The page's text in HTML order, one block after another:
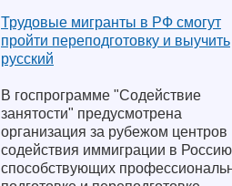
Трудовые мигранты в РФ смогут
пройти переподготовку и выучить
русский
В госпрограмме "Содействие
занятости" предусмотрена
организация за рубежом центров
содействия иммиграции в
способствующих